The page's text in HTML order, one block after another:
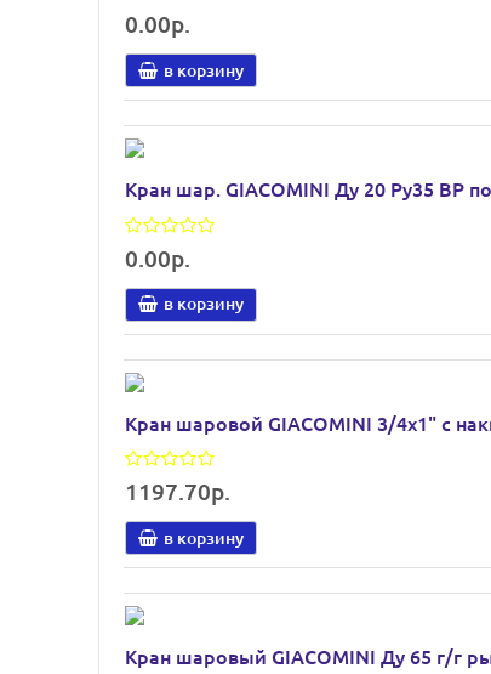
0.00р.
в корзину
Кран шар. GIACOMINI Ду 20 Ру35 ВР
0.00р.
в корзину
Кран шаровой GIACOMINI 3/4х1" с
1197.70р.
в корзину
Кран шаровый GIACOMINI Ду 65 г/г